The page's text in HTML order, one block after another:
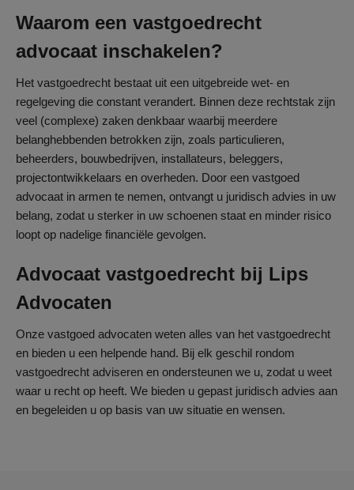
Waarom een vastgoedrecht
advocaat inschakelen?
Het vastgoedrecht bestaat uit een uitgebreide wet- en
regelgeving die constant verandert. Binnen deze rechtstak zijn
veel (complexe) zaken denkbaar waarbij meerdere
belanghebbenden betrokken zijn, zoals particulieren,
beheerders, bouwbedrijven, installateurs, beleggers,
projectontwikkelaars en overheden. Door een vastgoed
advocaat in armen te nemen, ontvangt u juridisch advies in uw
belang, zodat u sterker in uw schoenen staat en minder risico
loopt op nadelige financiële gevolgen.
Advocaat vastgoedrecht bij Lips
Advocaten
Onze vastgoed advocaten weten alles van het vastgoedrecht
en bieden u een helpende hand. Bij elk geschil rondom
vastgoedrecht adviseren en ondersteunen we u, zodat u weet
waar u recht op heeft. We bieden u gepast juridisch advies aan
en begeleiden u op basis van uw situatie en wensen.